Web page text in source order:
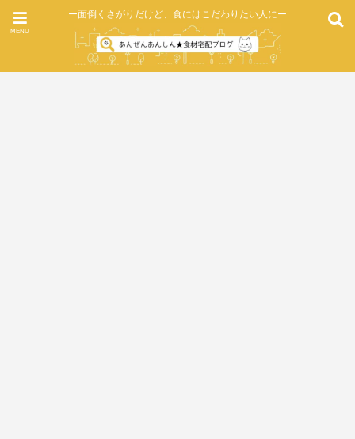
MENU
ー面倒くさがりだけど、食にはこだわりたい人にー